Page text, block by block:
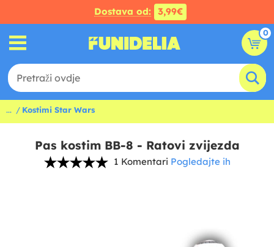
Dostava od: 3,99€
0
... Kostimi Star Wars
Pas kostim BB-8 - Ratovi zvijezda
1 Komentari Pogledajte ih